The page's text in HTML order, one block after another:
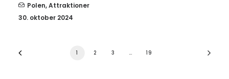
Polen,Attraktioner
30. oktober 2024
1 2 3 … 19